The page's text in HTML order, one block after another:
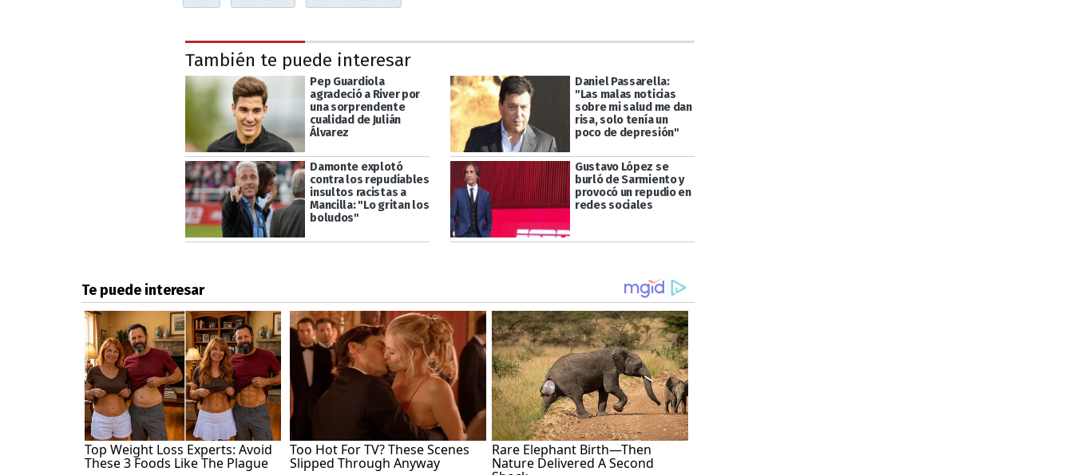
También te puede interesar
Pep Guardiola
agradeció a River por
una sorprendente
cualidad de Julián
Álvarez
Daniel Passarella:
"Las malas noticias
sobre mi salud me dan
risa, solo tenía un
poco de depresión"
Damonte explotó
contra los repudiables
insultos racistas a
Mancilla: "Lo gritan los
boludos"
Gustavo López se
burló de Sarmiento y
provocó un repudio en
redes sociales